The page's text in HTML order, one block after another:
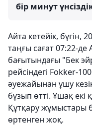
бір минут
Айта кетейік, бүгін,
таңғы сағат 07:22-
бағытындағы "Бек
рейсіндегі Fokker-
әуежайынан ұшу
бұзып өтті. Ұшақ
Құтқару жұмыстары
өртенген жоқ.